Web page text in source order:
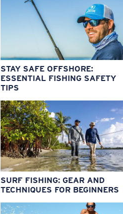
STAY SAFE OFFSHORE:
ESSENTIAL FISHING SAFETY
TIPS
SURF FISHING: GEAR AND
TECHNIQUES FOR BEGINNERS